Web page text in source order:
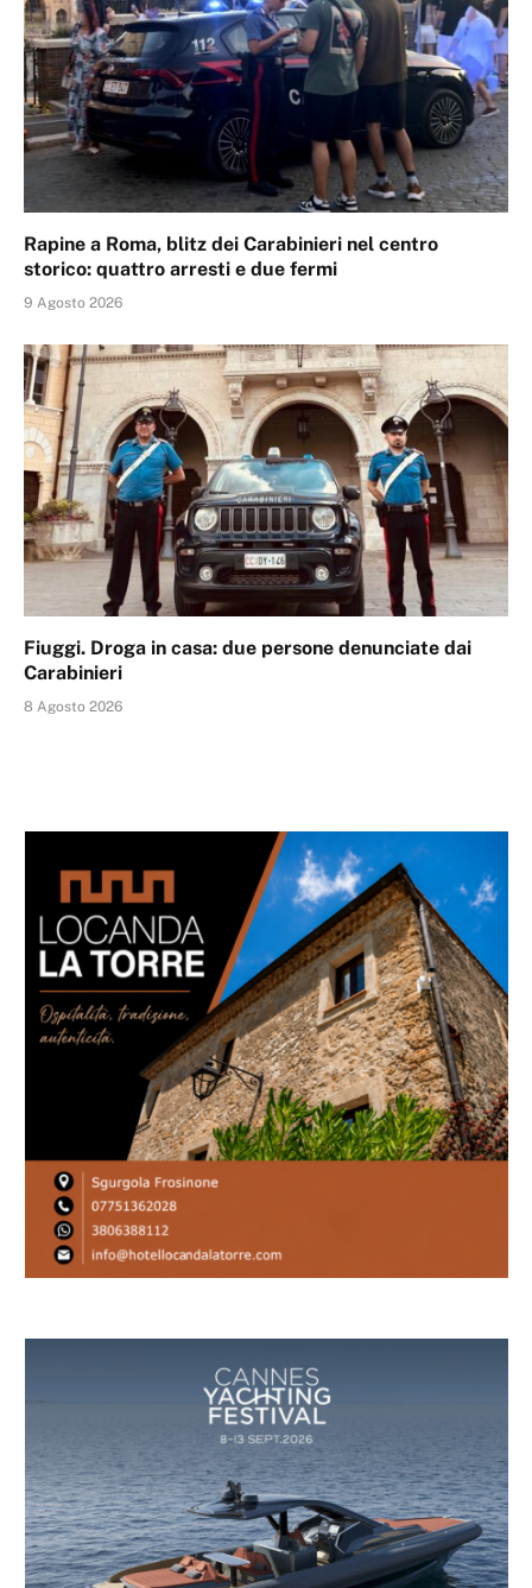
Rapine a Roma, blitz dei Carabinieri nel centro
storico: quattro arresti e due fermi
9 Agosto 2026
Fiuggi. Droga in casa: due persone denunciate dai
Carabinieri
8 Agosto 2026